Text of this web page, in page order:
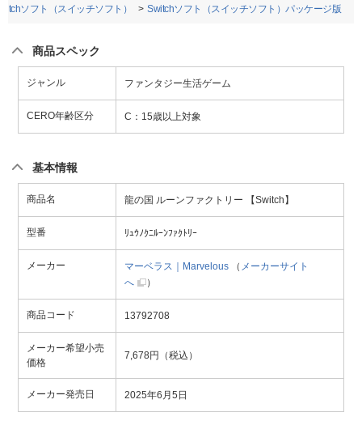
ソフト（スイッチソフト） Switchソフト（スイッチソフト）パッケージ版
商品スペック
ジャンル ファンタジー生活ゲーム
CERO年齢区分 C：15歳以上対象
基本情報
商品名 龍の国 ルーンファクトリー 【Switch】
型番 ﾘｭｳﾉｸﾆﾙｰﾝﾌｧｸﾄﾘｰ
メーカー マーベラス｜Marvelous （ メーカーサイト
へ
）
商品コード 13792708
メーカー希望小売
価格
7,678円（税込）
メーカー発売日 2025年6月5日